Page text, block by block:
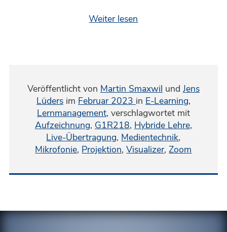
Weiter lesen
Veröffentlicht von Martin Smaxwil und Jens
Lüders im Februar 2023 in E-Learning,
Lernmanagement, verschlagwortet mit
Aufzeichnung, G1R218, Hybride Lehre,
Live-Übertragung, Medientechnik,
Mikrofonie, Projektion,Visualizer,Zoom